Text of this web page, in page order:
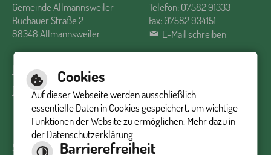
Gemeinde Allmannsweiler
Telefon: 07582 91333
Buchauer Straße 2
Fax: 07582 934151
88348 Allmannsweiler
E-Mail schreiben
Impressum Inhalt
Barrierefreie Ansicht
Sprechzeiten Rathaus
Cookies
Auf dieser Webseite werden ausschließlich
essentielle Daten in Cookies gespeichert, um wichtige
Funktionen der Website zu ermöglichen. Mehr dazu in
der Datenschutzerklärung
Barrierefreiheit